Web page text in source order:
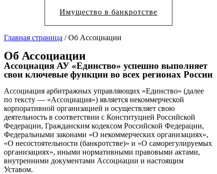
Имущество в банкротстве
Главная страница /Об Ассоциации
Об Ассоциации
Ассоциация АУ «Единство» успешно выполняет
свои ключевые функции во всех регионах России
Ассоциация арбитражных управляющих «Единство» (далее
по тексту — «Ассоциация») является некоммерческой
корпоративной организацией и осуществляет свою
деятельность в соответствии с Конституцией Российской
Федерации, Гражданским кодексом Российской Федерации,
Федеральными законами «О некоммерческих организациях»,
«О несостоятельности (банкротстве)» и «О саморегулируемых
организациях», иными нормативными правовыми актами,
внутренними документами Ассоциации и настоящим
Уставом.